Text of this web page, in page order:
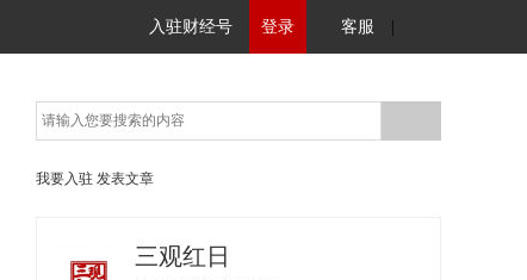
入驻财经号 登录 客服
我要入驻 发表文章
三观红日